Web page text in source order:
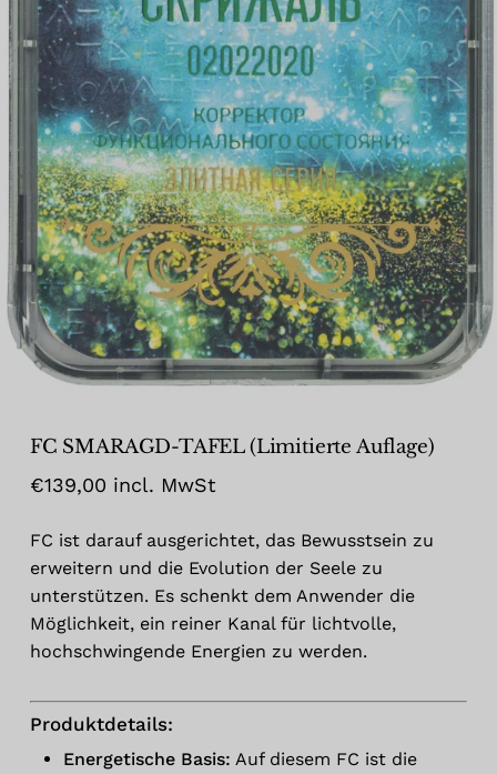
FC SMARAGD-TAFEL (Limitierte Auflage)
€139,00 incl. MwSt
FC ist darauf ausgerichtet, das Bewusstsein zu
erweitern und die Evolution der Seele zu
unterstützen. Es schenkt dem Anwender die
Möglichkeit, ein reiner Kanal für lichtvolle,
hochschwingende Energien zu werden.
Produktdetails:
Energetische Basis: Auf diesem FC ist die
Name*
E-Mail*
Meinen Namen, meine E-Mail-
Adresse und meine Website in diesem
Browser für die nächste
Kommentierung speichern.